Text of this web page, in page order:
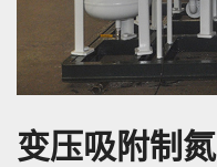
变压吸附制氮